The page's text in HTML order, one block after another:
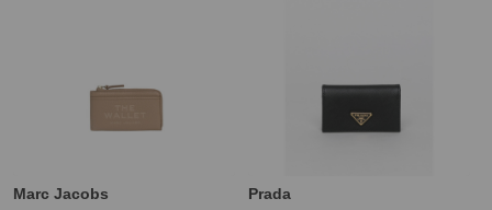
Marc Jacobs Prada